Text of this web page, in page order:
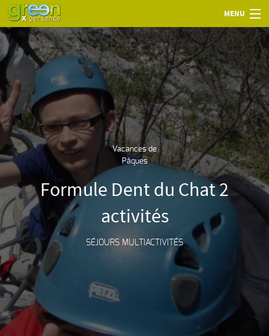
MENU
Vacances de
Pâques
Formule Dent du Chat 2
activités
SÉJOURS MULTIACTIVITÉS